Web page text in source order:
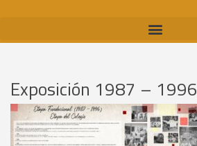
Exposición 1987 – 1996